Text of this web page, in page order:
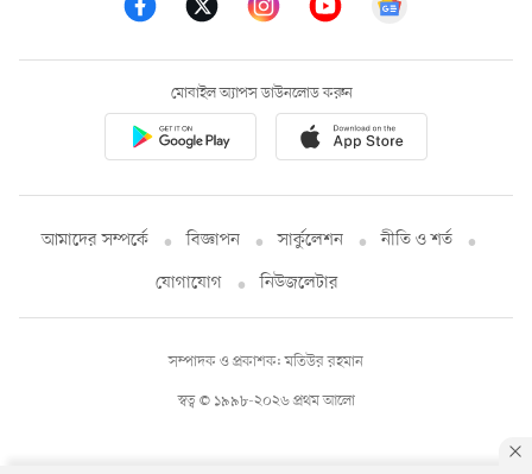
মোবাইল অ্যাপস ডাউনলোড করুন
আমাদের সম্পর্কে বিজ্ঞাপন সার্কুলেশন
নীতি ও শর্ত
যোগাযোগ
নিউজলেটার
স্বত্ব © ১৯৯৮-২০২৬ প্রথম আলো
সম্পাদক ও প্রকাশক: মতিউর রহমান